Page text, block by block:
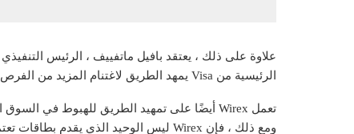
الرئيسية من Visa يمهد الطريق لاغتنام المزيد من الفرص لمواصلة تطوير “منتج ثوري”.